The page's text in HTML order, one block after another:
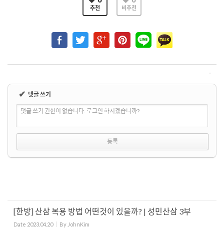
추천 비추천
✔ 댓글 쓰기
댓글 쓰기 권한이 없습니다. 로그인 하시겠습니까?
[한방] 산삼 복용 방법 어떤것이 있을까? | 성민산삼 3부
Date 2023.04.20 By JohnKim